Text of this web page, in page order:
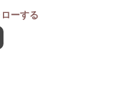
ーする